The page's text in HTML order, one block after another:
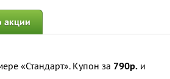
акции
«Стандарт». Купон за 790р. и